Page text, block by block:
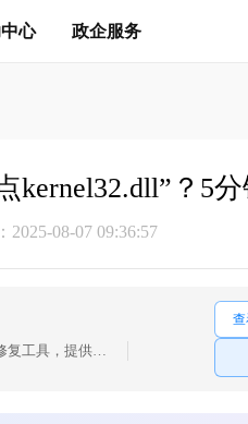
心 政企服务
kernel32.dll”？5
2025-08-07 09:36:57
一款操作简单的系统修复工具，提供全面扫描、DirectX、运行库、系统DLL、手动修复五大模式，修复在电脑运行过程中，因dll文件异常导致的运行故障问题，提供稳定、可靠的修复服务。无论是常用的办公软件还是热门的游戏，若出现因dll文件缺失导致的报错，只需轻轻一点，我们的工具即可迅速定位并修复问题，让你的软件和游戏重新焕发活力！无需计算机基础，小白用户也能轻松使用，只需几步即可完成修复过程。
查